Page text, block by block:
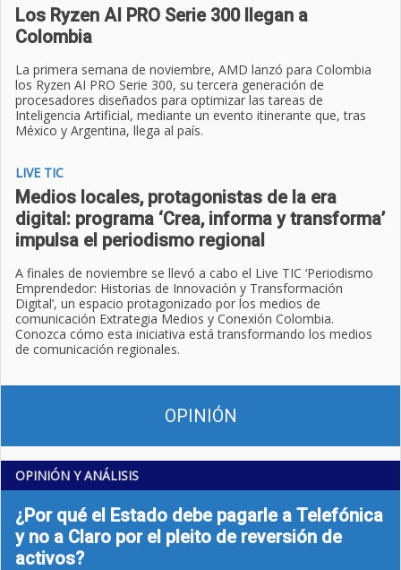
Los Ryzen AI PRO Serie 300 llegan a
Colombia
La primera semana de noviembre, AMD lanzó para Colombia
los Ryzen AI PRO Serie 300, su tercera generación de
procesadores diseñados para optimizar las tareas de
Inteligencia Artificial, mediante un evento itinerante que, tras
México y Argentina, llega al país.
LIVE TIC
Medios locales, protagonistas de la era
digital: programa ‘Crea, informa y transforma’
impulsa el periodismo regional
A finales de noviembre se llevó a cabo el Live TIC ‘Periodismo
Emprendedor: Historias de Innovación y Transformación
Digital’, un espacio protagonizado por los medios de
comunicación Extrategia Medios y Conexión Colombia.
Conozca cómo esta iniciativa está transformando los medios
de comunicación regionales.
OPINIÓN
OPINIÓN Y ANÁLISIS
¿Por qué el Estado debe pagarle a Telefónica
y no a Claro por el pleito de reversión de
activos?